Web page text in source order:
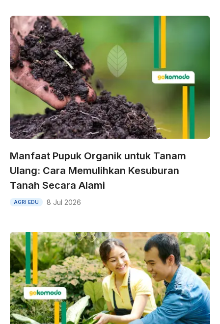
Manfaat Pupuk Organik untuk Tanam
Ulang: Cara Memulihkan Kesuburan
Tanah Secara Alami
AGRI EDU 8 Jul 2026